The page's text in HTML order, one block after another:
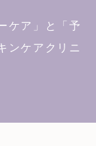
ケア」と「予
ンケアクリニ